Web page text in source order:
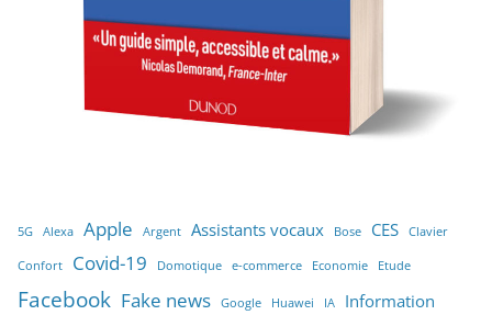
5G Alexa Apple Argent Assistants vocaux Bose CES Clavier
Confort Covid-19 Domotique e-commerce Economie Etude
Facebook Fake news Google Huawei IA Information